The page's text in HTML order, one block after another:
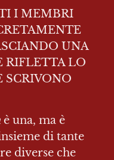
I MEMBRI
UNA
RIFLETTA LO
SCRIVONO
è una, ma è
di tante
diverse che